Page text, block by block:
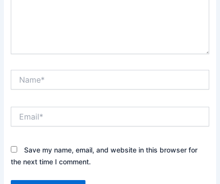
Save my name, email, and website in this browser for
the next time I comment.